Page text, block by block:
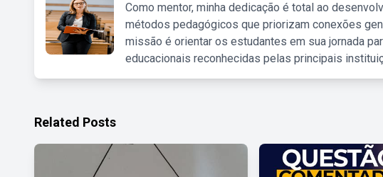
Como mentor, minha dedicação é total ao
métodos pedagógicos que priorizam conexões
missão é orientar os estudantes em sua jornada
educacionais reconhecidas pelas principais
Related Posts